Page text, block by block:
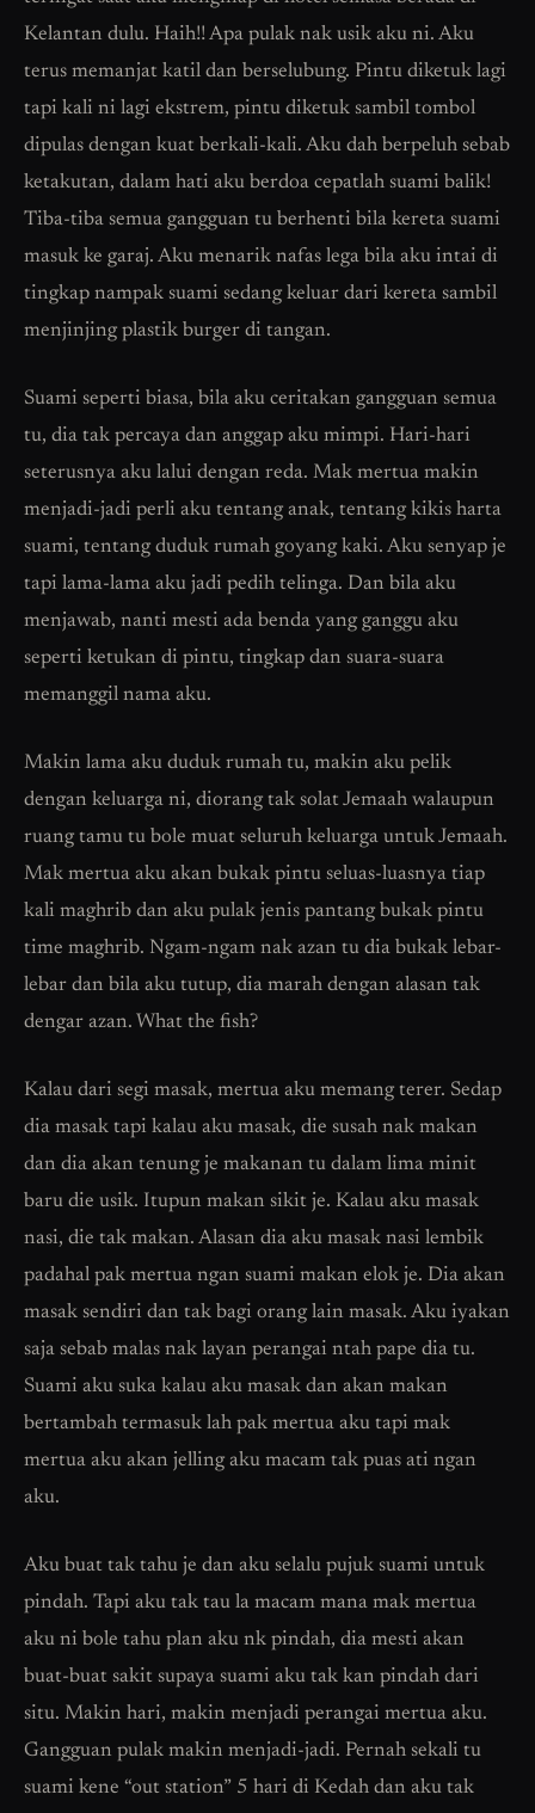
Kelantan dulu. Haih!! Apa pulak nak usik aku ni. Aku
terus memanjat katil dan berselubung. Pintu diketuk lagi
tapi kali ni lagi ekstrem, pintu diketuk sambil tombol
dipulas dengan kuat berkali-kali. Aku dah berpeluh sebab
ketakutan, dalam hati aku berdoa cepatlah suami balik!
Tiba-tiba semua gangguan tu berhenti bila kereta suami
masuk ke garaj. Aku menarik nafas lega bila aku intai di
tingkap nampak suami sedang keluar dari kereta sambil
menjinjing plastik burger di tangan.
Suami seperti biasa, bila aku ceritakan gangguan semua
tu, dia tak percaya dan anggap aku mimpi. Hari-hari
seterusnya aku lalui dengan reda. Mak mertua makin
menjadi-jadi perli aku tentang anak, tentang kikis harta
suami, tentang duduk rumah goyang kaki. Aku senyap je
tapi lama-lama aku jadi pedih telinga. Dan bila aku
menjawab, nanti mesti ada benda yang ganggu aku
seperti ketukan di pintu, tingkap dan suara-suara
memanggil nama aku.
Makin lama aku duduk rumah tu, makin aku pelik
dengan keluarga ni, diorang tak solat Jemaah walaupun
ruang tamu tu bole muat seluruh keluarga untuk Jemaah.
Mak mertua aku akan bukak pintu seluas-luasnya tiap
kali maghrib dan aku pulak jenis pantang bukak pintu
time maghrib. Ngam-ngam nak azan tu dia bukak lebar-
lebar dan bila aku tutup, dia marah dengan alasan tak
dengar azan. What the fish?
Kalau dari segi masak, mertua aku memang terer. Sedap
dia masak tapi kalau aku masak, die susah nak makan
dan dia akan tenung je makanan tu dalam lima minit
baru die usik. Itupun makan sikit je. Kalau aku masak
nasi, die tak makan. Alasan dia aku masak nasi lembik
padahal pak mertua ngan suami makan elok je. Dia akan
masak sendiri dan tak bagi orang lain masak. Aku iyakan
saja sebab malas nak layan perangai ntah pape dia tu.
Suami aku suka kalau aku masak dan akan makan
bertambah termasuk lah pak mertua aku tapi mak
mertua aku akan jelling aku macam tak puas ati ngan
aku.
Aku buat tak tahu je dan aku selalu pujuk suami untuk
pindah. Tapi aku tak tau la macam mana mak mertua
aku ni bole tahu plan aku nk pindah, dia mesti akan
buat-buat sakit supaya suami aku tak kan pindah dari
situ. Makin hari, makin menjadi perangai mertua aku.
Gangguan pulak makin menjadi-jadi. Pernah sekali tu
suami kene “out station” 5 hari di Kedah dan aku tak